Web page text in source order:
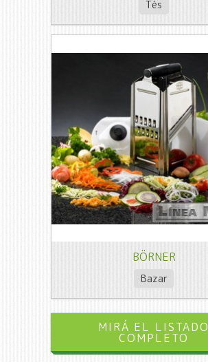
Tés
BÖRNER
Bazar
MIRÁ EL LISTADO
COMPLETO